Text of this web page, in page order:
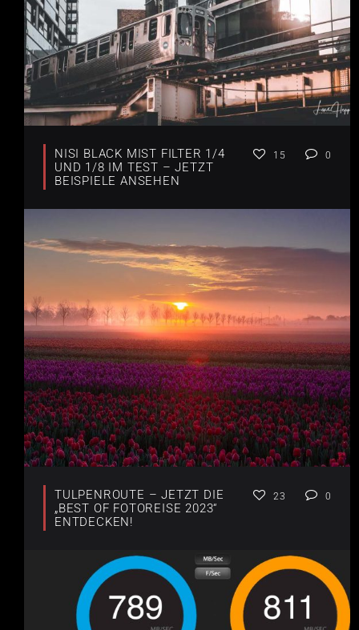
NISI BLACK MIST FILTER 1/4
UND 1/8 IM TEST – JETZT
BEISPIELE ANSEHEN
15 0
TULPENROUTE – JETZT DIE
„BEST OF FOTOREISE 2023“
ENTDECKEN!
23 0